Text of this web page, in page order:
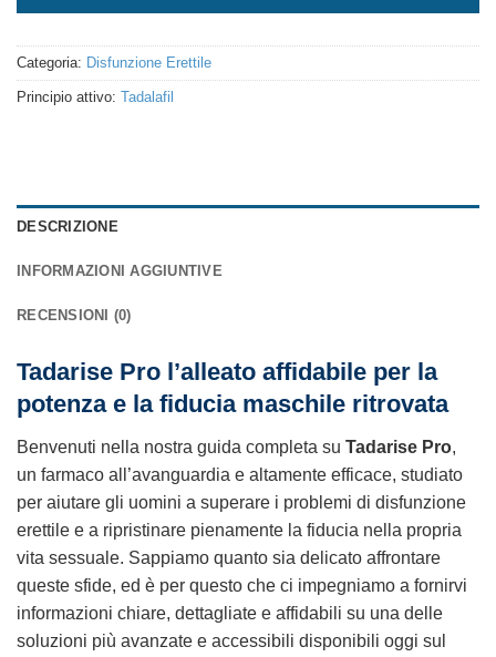
Categoria: Disfunzione Erettile
Principio attivo: Tadalafil
DESCRIZIONE
INFORMAZIONI AGGIUNTIVE
RECENSIONI (0)
Tadarise Pro l’alleato affidabile per la
potenza e la fiducia maschile ritrovata
Benvenuti nella nostra guida completa su Tadarise Pro,
un farmaco all’avanguardia e altamente efficace, studiato
per aiutare gli uomini a superare i problemi di disfunzione
erettile e a ripristinare pienamente la fiducia nella propria
vita sessuale. Sappiamo quanto sia delicato affrontare
queste sfide, ed è per questo che ci impegniamo a fornirvi
informazioni chiare, dettagliate e affidabili su una delle
soluzioni più avanzate e accessibili disponibili oggi sul